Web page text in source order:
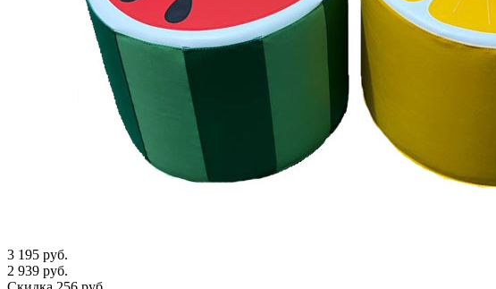
3 195 руб.
2 939 руб.